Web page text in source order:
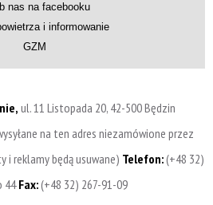
nas na facebooku
i informowanie
GZM
ul. 11 Listopada 20, 42-500 Będzin
na ten adres niezamówione przez
i reklamy będą usuwane) Telefon:(+48 32)
44Fax:(+48 32) 267-91-09